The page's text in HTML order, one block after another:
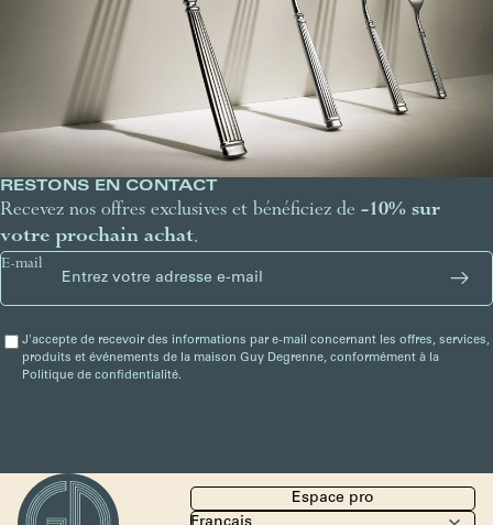
RESTONS EN CONTACT
Recevez nos offres exclusives et bénéficiez de -10% sur
votre prochain achat.
E-mail
J'accepte de recevoir des informations par e-mail concernant les offres, services,
produits et événements de la maison Guy Degrenne, conformément à la
Politique de confidentialité.
Espace pro